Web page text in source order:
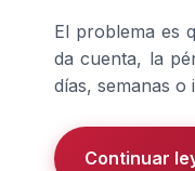
El problema es
da cuenta, la
días, semanas o
Continuar